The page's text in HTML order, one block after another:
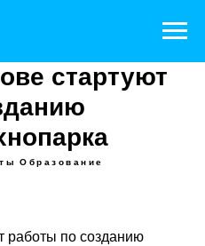
стартуют
Образование
работы по созданию